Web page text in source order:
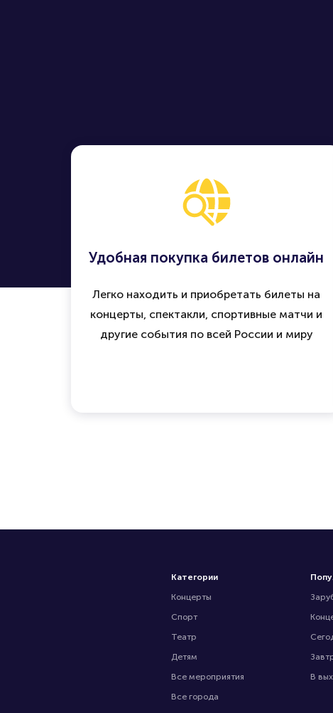
Удобная покупка билетов онлайн
Легко находить и приобретать билеты на
концерты, спектакли, спортивные матчи и
другие события по всей России и миру
Категории
Концерты
Спорт
Театр
Детям
Все мероприятия
Все города
В